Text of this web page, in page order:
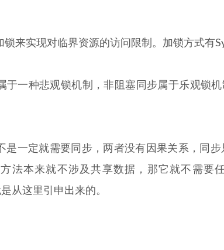
来实现对临界资源的访问限制。加锁方式有
于一种悲观锁机制，非阻塞同步属于乐观锁
是一定就需要同步，两者没有因果关系，同
法本来就不涉及共享数据，那它就不需要
从这里引申出来的。